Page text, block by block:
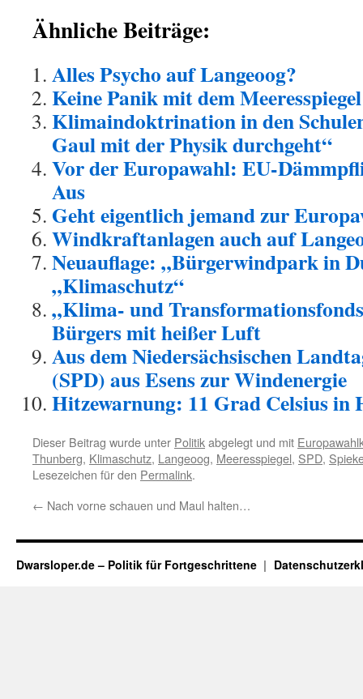
Ähnliche Beiträge:
Alles Psycho auf Langeoog?
Keine Panik mit dem Meeresspiegel
Klimaindoktrination in den
Gaul mit der Physik durchgeht“
Vor der Europawahl: EU-
Aus
Geht eigentlich jemand zur
Windkraftanlagen auch auf
Neuauflage: „Bürgerwindpark in
„Klimaschutz“
„Klima- und
Bürgers mit heißer Luft
Aus dem Niedersächsischen
(SPD) aus Esens zur Windenergie
Hitzewarnung: 11 Grad Celsius in
Dieser Beitrag wurde unter Politikabgelegt und mit
Thunberg, Klimaschutz, Langeoog, Meeresspiegel, SPD,
Lesezeichen für den Permalink.
← Nach vorne schauen und Maul halten…
Dwarsloper.de – Politik für Fortgeschrittene